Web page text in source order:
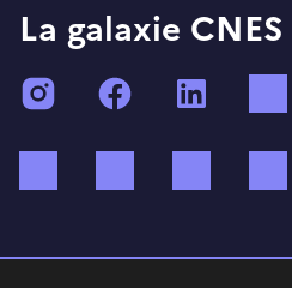
La galaxie CNES
InstagramFacebook